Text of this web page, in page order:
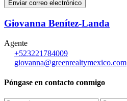
Giovanna Benítez-Landa
Agente
+523221784009
giovanna@greenrealtymexico.com
Póngase en contacto conmigo